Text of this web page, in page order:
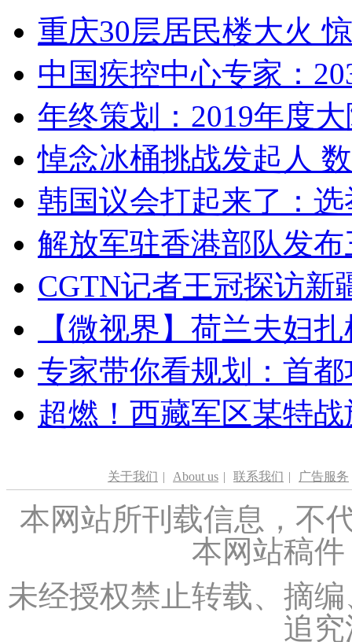
重庆30层居民楼大火
中国疾控中心专家：
年终策划：2019年度
悼念冰桶挑战发起人
韩国议会打起来了：
解放军驻香港部队发
CGTN记者王冠探访新
【微视界】荷兰夫妇
专家带你看规划：首
超燃！西藏军区某特
关于我们 | About us | 联系我们 | 广告服务
本网站所刊载信息，不
本网站稿
未经授权禁止转载、摘
追